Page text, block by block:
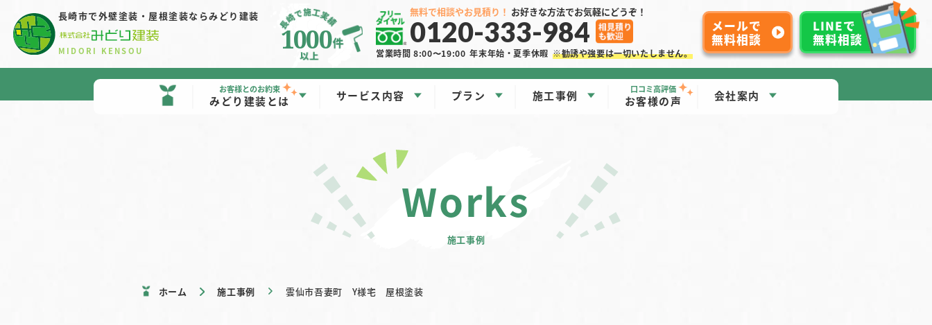
長崎市で外壁塗装・屋根塗装ならみどり建装
MIDORI KENSOU 1000
無料で相談やお見積り！ お好きな方法でお気軽にどうぞ！
0120-333-984
営業時間 8:00〜19:00 年末年始・夏季休暇 ※勧誘や強要は一切いたしません。
メールで
無料相談
LINEで
無料相談
お客様とのお約束
みどり建装とは サービス内容 プラン 施工事例 口コミ高評価
お客様の声 会社案内
works
施工事例
ホーム 施工事例 雲仙市吾妻町 Y様宅 屋根塗装